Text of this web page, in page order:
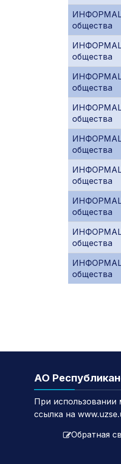
общества
общества
общества
общества
общества
общества
общества
общества
общества
АО
При использовании
ссылка на
Обратная